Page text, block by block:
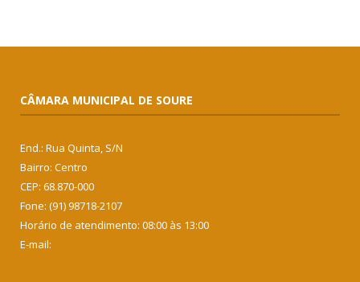
CÂMARA MUNICIPAL DE SOURE
End.: Rua Quinta, S/N
Bairro: Centro
CEP: 68.870-000
Fone: (91) 98718-2107
Horário de atendimento: 08:00 às 13:00
E-mail: